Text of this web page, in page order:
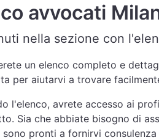
avvocati
nella sezione con
un elenco completo e
per aiutarvi a trovare
l'elenco, avrete accesso ai
Sia che abbiate bisogno di
pronti a fornirvi